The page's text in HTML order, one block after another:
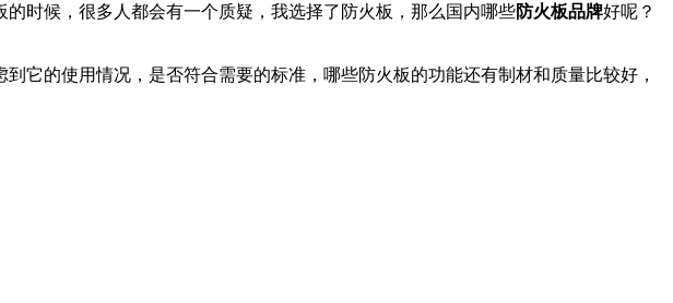
时候，很多人都会有一个质疑，我选择了防火板，那么 国内哪些防火板品牌好呢？
它的使用情况，是否符合需要的标准，哪些防火板的功能还有制材和质量比较好，